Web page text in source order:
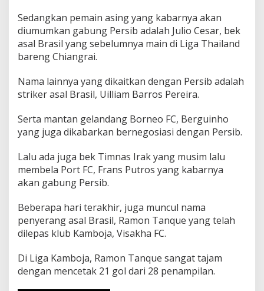
Sedangkan pemain asing yang kabarnya akan
diumumkan gabung Persib adalah Julio Cesar, bek
asal Brasil yang sebelumnya main di Liga Thailand
bareng Chiangrai.
Nama lainnya yang dikaitkan dengan Persib adalah
striker asal Brasil, Uilliam Barros Pereira.
Serta mantan gelandang Borneo FC, Berguinho
yang juga dikabarkan bernegosiasi dengan Persib.
Lalu ada juga bek Timnas Irak yang musim lalu
membela Port FC, Frans Putros yang kabarnya
akan gabung Persib.
Beberapa hari terakhir, juga muncul nama
penyerang asal Brasil, Ramon Tanque yang telah
dilepas klub Kamboja, Visakha FC.
Di Liga Kamboja, Ramon Tanque sangat tajam
dengan mencetak 21 gol dari 28 penampilan.